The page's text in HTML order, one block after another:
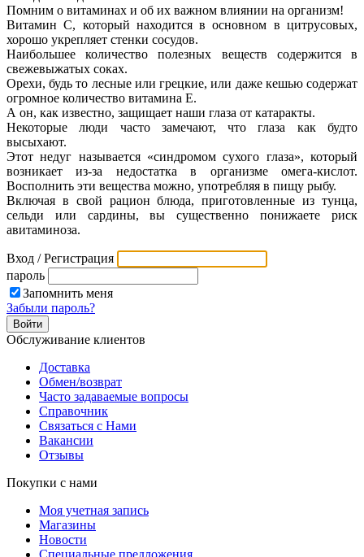
Помним о витаминах и об их важном влиянии на организм!
Витамин С, который находится в основном в цитрусовых,
хорошо укрепляет стенки сосудов.
Наибольшее количество полезных веществ содержится в
свежевыжатых соках.
Орехи, будь то лесные или грецкие, или даже кешью содержат
огромное количество витамина Е.
А он, как известно, защищает наши глаза от катаракты.
Некоторые люди часто замечают, что глаза как будто
высыхают.
Этот недуг называется «синдромом сухого глаза», который
возникает из-за недостатка в организме омега-кислот.
Восполнить эти вещества можно, употребляя в пищу рыбу.
Включая в свой рацион блюда, приготовленные из тунца,
сельди или сардины, вы существенно понижаете риск
авитаминоза.
Вход / Регистрация
пароль
Запомнить меня
Забыли пароль?
Обслуживание клиентов
Доставка
Обмен/возврат
Часто задаваемые вопросы
Справочник
Связаться с Нами
Вакансии
Отзывы
Покупки с нами
Моя учетная запись
Магазины
Новости
Специальные предложения